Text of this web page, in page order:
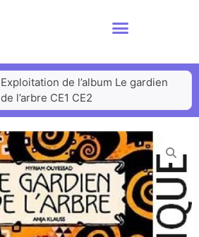
Exploitation de l’album Le gardien
de l’arbre CE1 CE2